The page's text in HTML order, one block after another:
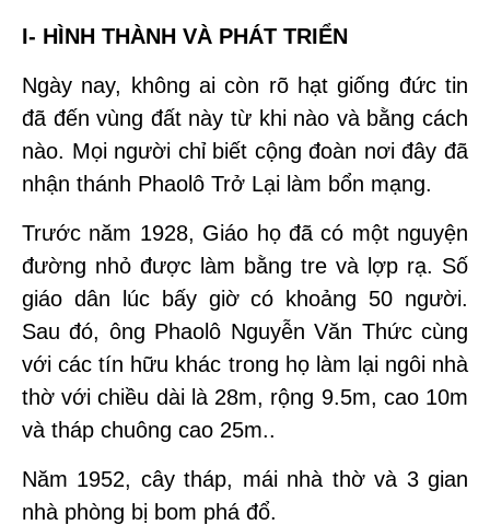
I- HÌNH THÀNH VÀ PHÁT TRIỂN
Ngày nay, không ai còn rõ hạt giống đức tin
đã đến vùng đất này từ khi nào và bằng cách
nào. Mọi người chỉ biết cộng đoàn nơi đây đã
nhận thánh Phaolô Trở Lại làm bổn mạng.
Trước năm 1928, Giáo họ đã có một nguyện
đường nhỏ được làm bằng tre và lợp rạ. Số
giáo dân lúc bấy giờ có khoảng 50 người.
Sau đó, ông Phaolô Nguyễn Văn Thức cùng
với các tín hữu khác trong họ làm lại ngôi nhà
thờ với chiều dài là 28m, rộng 9.5m, cao 10m
và tháp chuông cao 25m..
Năm 1952, cây tháp, mái nhà thờ và 3 gian
nhà phòng bị bom phá đổ.